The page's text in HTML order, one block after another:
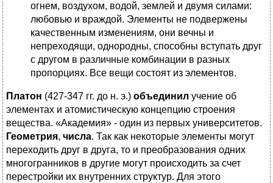
огнем, воздухом, водой, землей и двумя силами:
любовью и враждой. Элементы не подвержены
качественным изменениям, они вечны и
непреходящи, однородны, способны вступать друг
с другом в различные комбинации в разных
пропорциях. Все вещи состоят из элементов.
Платон (427-347 гг. до н. э.) объединил учение об
элементах и атомистическую концепцию строения
вещества. «Академия» - один из первых университетов.
Геометрия, числа. Так как некоторые элементы могут
переходить друг в друга, то и преобразования одних
многогранников в другие могут происходить за счет
перестройки их внутренних структур. Для этого